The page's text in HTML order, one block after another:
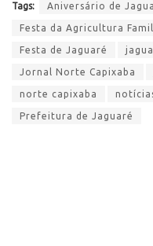
Tags: Aniversário de
Festa da Agricultura
Festa de Jaguaré
Jornal Norte Capixaba
norte capixaba
Prefeitura de Jaguaré